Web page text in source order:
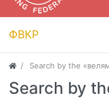
ФВКР
Search by the
Search by